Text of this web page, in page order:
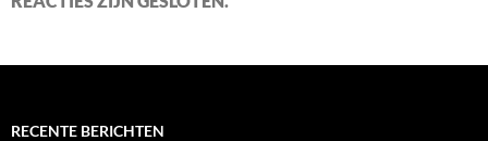
RECENTE BERICHTEN